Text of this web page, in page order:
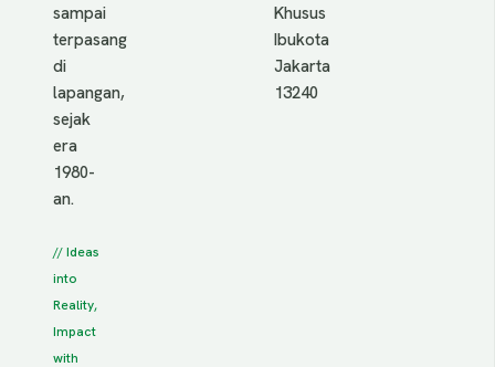
sampai
terpasang
di
lapangan,
sejak
era
1980-
an.
// Ideas
into
Reality,
Impact
with
Khusus
Ibukota
Jakarta
13240